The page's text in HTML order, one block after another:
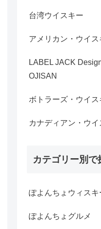
台湾ウイスキー
アメリカン・ウイス
LABEL JACK
OJISAN
ボトラーズ・ウイス
カナディアン・ウイ
カテゴリー別で
ぽよんちょウィスキ
ぽよんちょグルメ